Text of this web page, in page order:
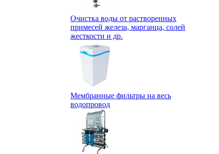
Очистка воды от растворенных
примесей железа, марганца, солей
жесткости и др.
Мембранные фильтры на весь
водопровод